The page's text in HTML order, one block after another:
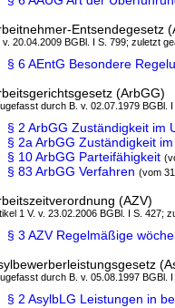
Entsendegesetz
v. 20.04.2009 BGBl. I S. 799; zuletzt
§ 6 AEntG Besondere
(ArbGG)
durch B. v. 02.07.1979 BGBl.
§ 2 ArbGG Zuständigkeit im
§ 2a ArbGG Zuständigkeit
§ 10 ArbGG Parteifähigkeit
§ 83 ArbGG Verfahren (vom
(AZV)
1 V. v. 23.02.2006 BGBl. I S. 427;
§ 3 AZV Regelmäßige
durch B. v. 05.08.1997 BGBl.
§ 2 AsylbLG Leistungen in